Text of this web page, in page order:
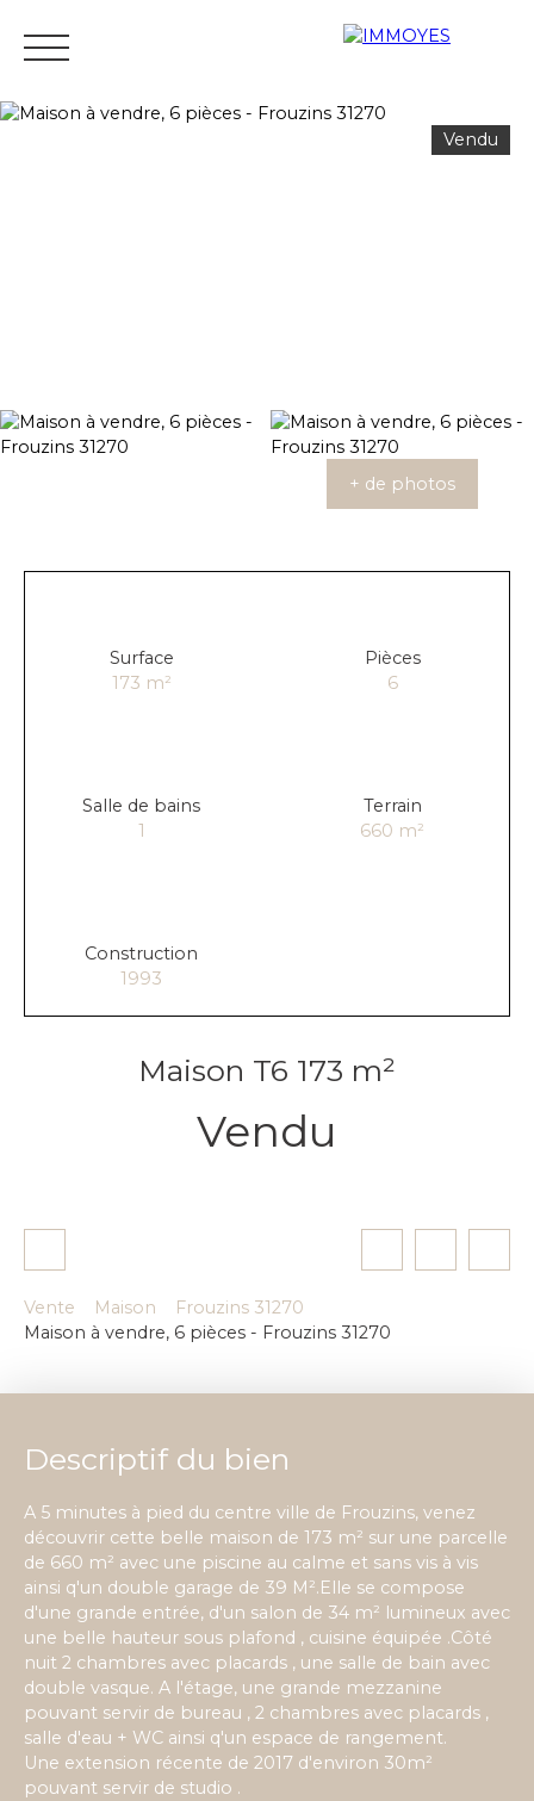
Vendu
+ de photos
Surface
173 m²
Pièces
6
Salle de bains
1
Terrain
660 m²
Construction
1993
Maison T6 173 m²
Vendu
Vente Maison
Frouzins 31270
Maison à vendre, 6 pièces - Frouzins 31270
Descriptif du bien
A 5 minutes à pied du centre ville de Frouzins, venez
découvrir cette belle maison de 173 m² sur une parcelle
de 660 m² avec une piscine au calme et sans vis à vis
ainsi q'un double garage de 39 M².Elle se compose
d'une grande entrée, d'un salon de 34 m² lumineux avec
une belle hauteur sous plafond , cuisine équipée .Côté
nuit 2 chambres avec placards , une salle de bain avec
double vasque. A l'étage, une grande mezzanine
pouvant servir de bureau , 2 chambres avec placards ,
salle d'eau + WC ainsi q'un espace de rangement.
Une extension récente de 2017 d'environ 30m²
pouvant servir de studio .